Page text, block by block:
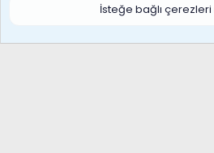
İsteğe bağlı